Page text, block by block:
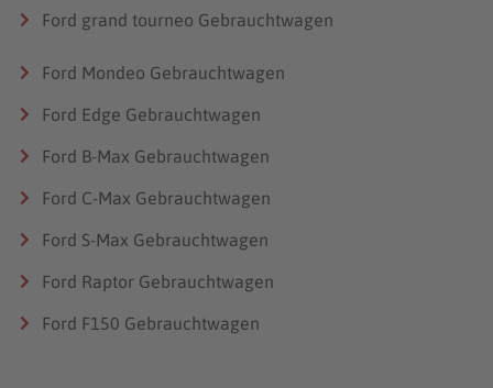
Ford grand tourneo Gebrauchtwagen
Ford Mondeo Gebrauchtwagen
Ford Edge Gebrauchtwagen
Ford B-Max Gebrauchtwagen
Ford C-Max Gebrauchtwagen
Ford S-Max Gebrauchtwagen
Ford Raptor Gebrauchtwagen
Ford F150 Gebrauchtwagen